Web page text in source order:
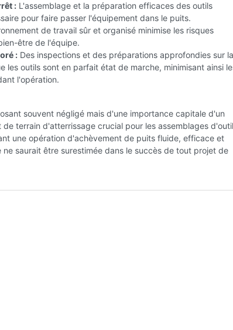
: L'assemblage et la préparation efficaces des outils
pour faire passer l'équipement dans le puits.
de travail sûr et organisé minimise les risques
être de l'équipe.
: Des inspections et des préparations approfondies sur la
les outils sont en parfait état de marche, minimisant ainsi
l'opération.
souvent négligé mais d'une importance capitale d'un
terrain d'atterrissage crucial pour les assemblages
une opération d'achèvement de puits fluide, efficace et
ne saurait être surestimée dans le succès de tout projet de